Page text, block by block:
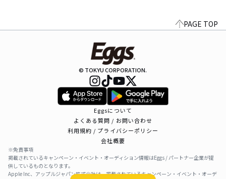
PAGE TOP
© TOKYU CORPORATION.
Eggsについて
よくある質問 / お問い合わせ
利用規約 / プライバシーポリシー
会社概要
※免責事項
掲載されているキャンペーン・イベント・オーディション情報はEggs / パートナー企業が提
供しているものとなります。
Apple Inc、アップルジャパン株式会社は、掲載されているキャンペーン・イベント・オーデ